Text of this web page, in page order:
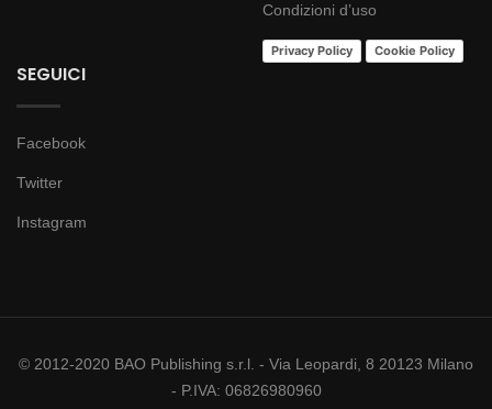
Condizioni d’uso
Privacy Policy Cookie Policy
SEGUICI
Facebook
Twitter
Instagram
© 2012-2020 BAO Publishing s.r.l. - Via Leopardi, 8 20123 Milano
- P.IVA: 06826980960